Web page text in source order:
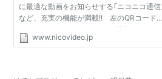
に最適な動画をお知らせする｢ニコニコ通信
など、充実の機能が満載!! 左のQRコードか
らアクセスしてね！ ニコニコ動画モバイルの
さらに詳しい情報はコチラでご覧いただけま
www.nicovideo.jp